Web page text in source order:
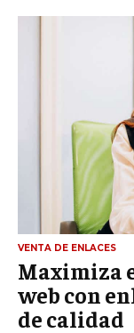
VENTA DE ENLACES
Maximiza
web con
de calidad